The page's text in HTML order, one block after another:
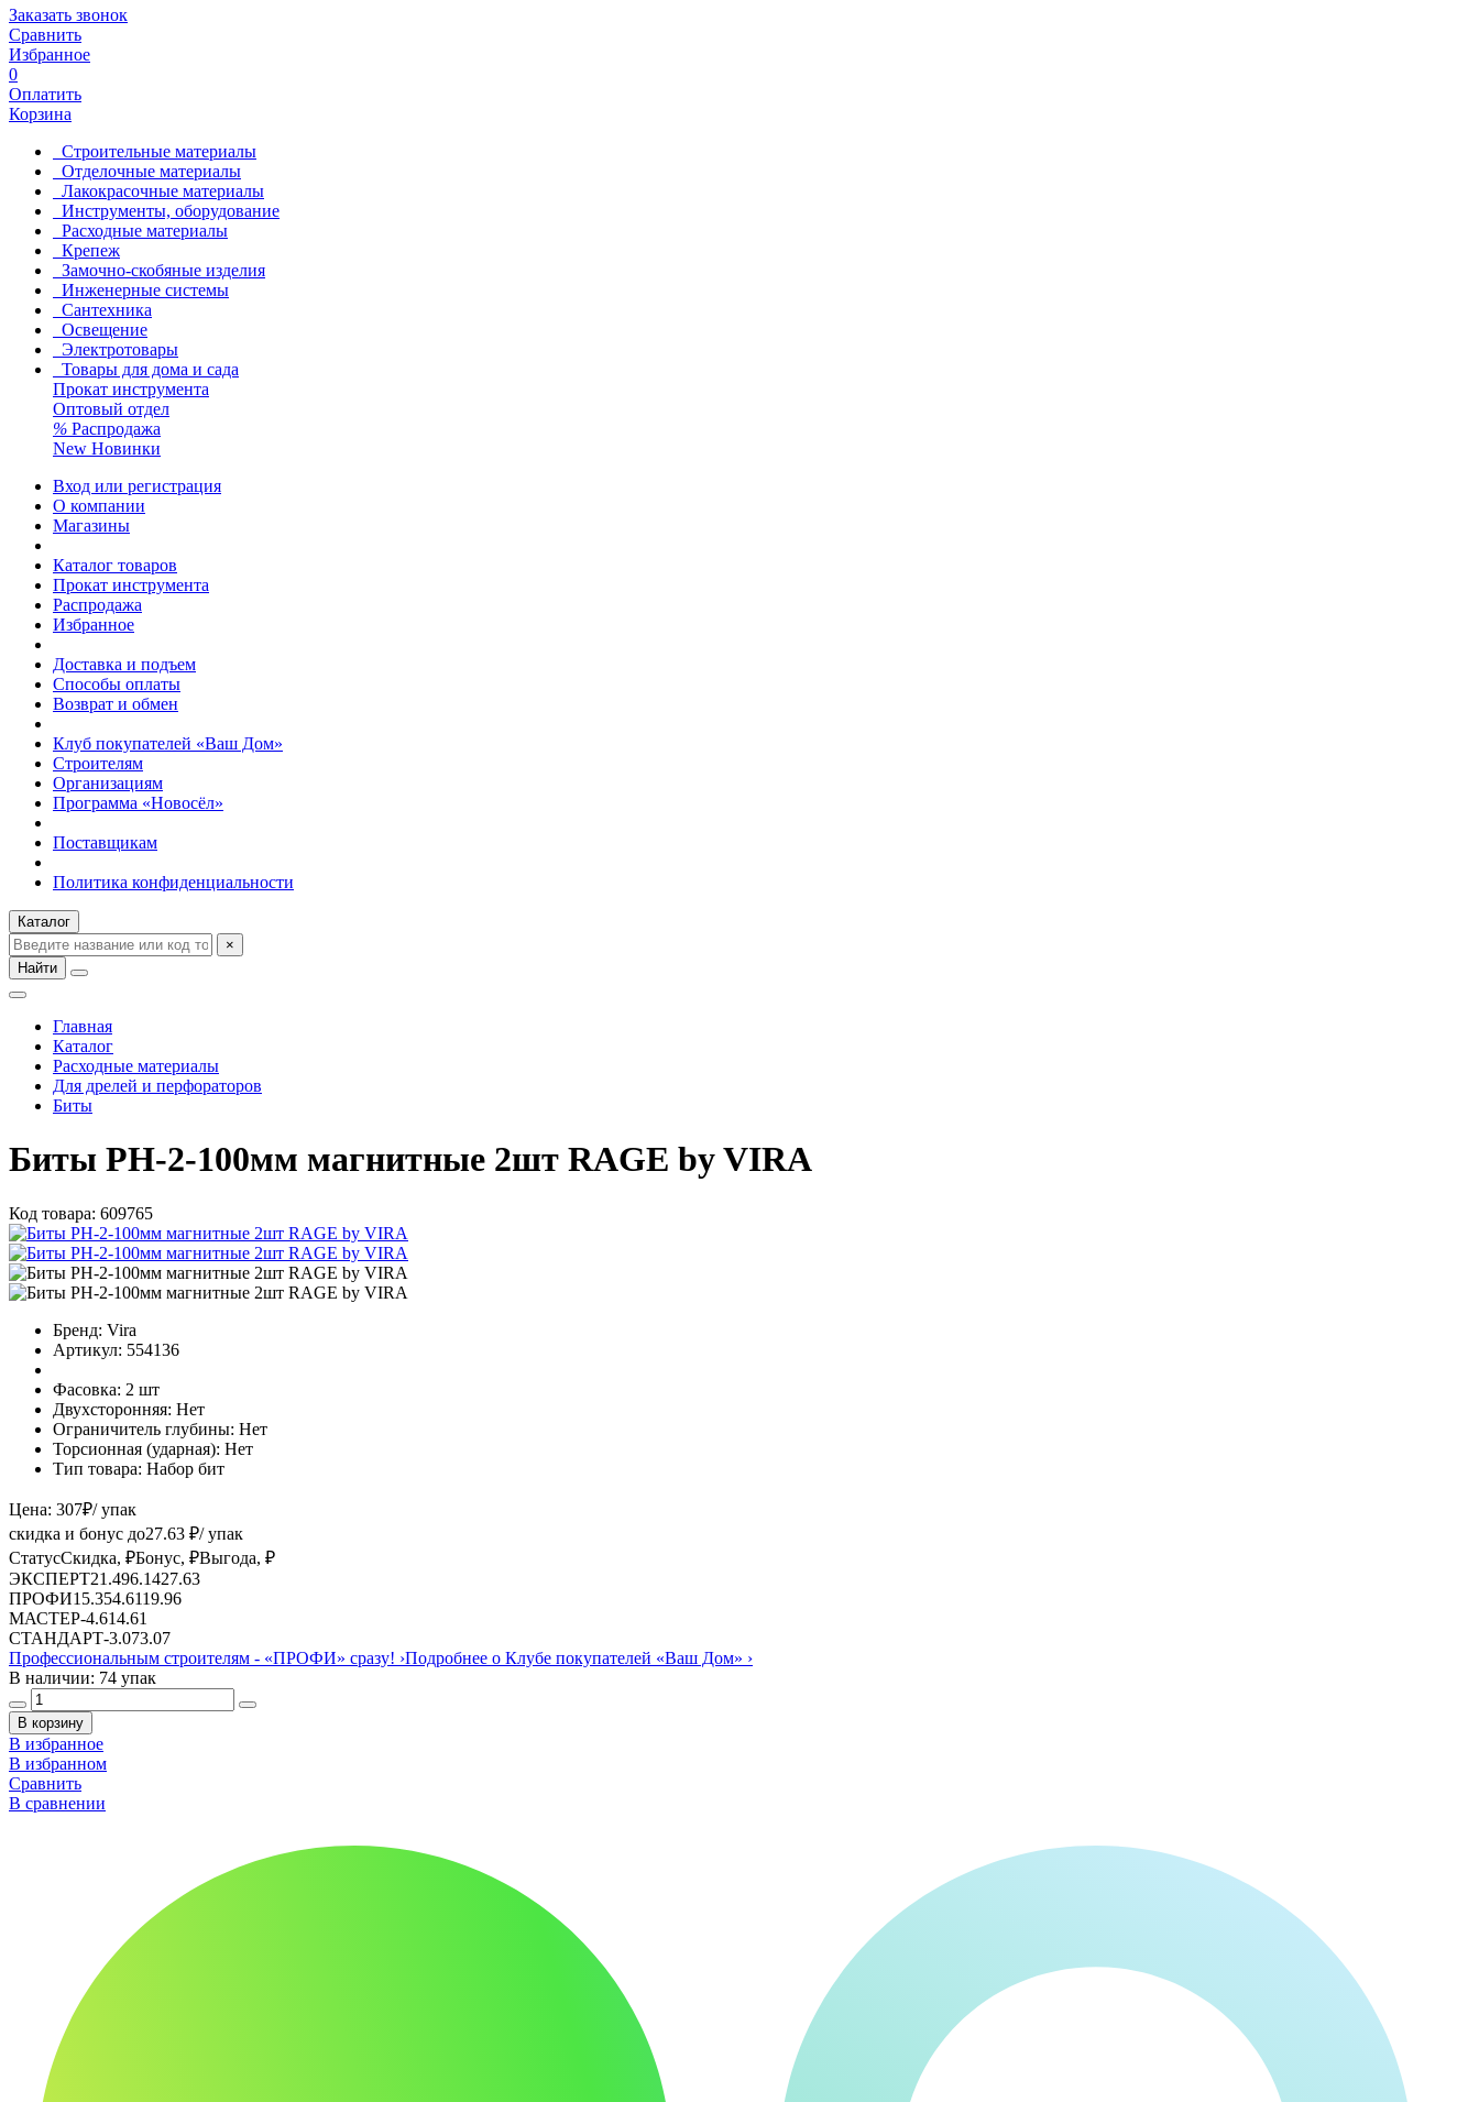
Заказать звонок
Сравнить
Избранное
0
Оплатить
Корзина
Строительные материалы
Отделочные материалы
Лакокрасочные материалы
Инструменты, оборудование
Расходные материалы
Крепеж
Замочно-скобяные изделия
Инженерные системы
Сантехника
Освещение
Электротовары
Товары для дома и сада
Прокат инструмента
Оптовый отдел
% Распродажа
New Новинки
Вход или регистрация
О компании
Магазины
Каталог товаров
Прокат инструмента
Распродажа
Избранное
Доставка и подъем
Способы оплаты
Возврат и обмен
Клуб покупателей «Ваш Дом»
Строителям
Организациям
Программа «Новосёл»
Поставщикам
Политика конфиденциальности
Каталог
×
Найти
Главная
Каталог
Расходные материалы
Для дрелей и перфораторов
Биты
Биты PH-2-100мм магнитные 2шт RAGE by VIRA
Код товара: 609765
Бренд: Vira
Артикул: 554136
Фасовка: 2 шт
Двухсторонняя: Нет
Ограничитель глубины: Нет
Торсионная (ударная): Нет
Тип товара: Набор бит
Цена: 307₽/ упак
скидка и бонус до27.63 ₽/ упак
СтатусСкидка, ₽Бонус, ₽Выгода, ₽
ЭКСПЕРТ21.496.1427.63
ПРОФИ15.354.6119.96
МАСТЕР-4.614.61
СТАНДАРТ-3.073.07
Профессиональным строителям - «ПРОФИ» сразу! ›Подробнее о Клубе покупателей «Ваш Дом» ›
В наличии: 74 упак
В корзину
В избранное
В избранном
Сравнить
В сравнении